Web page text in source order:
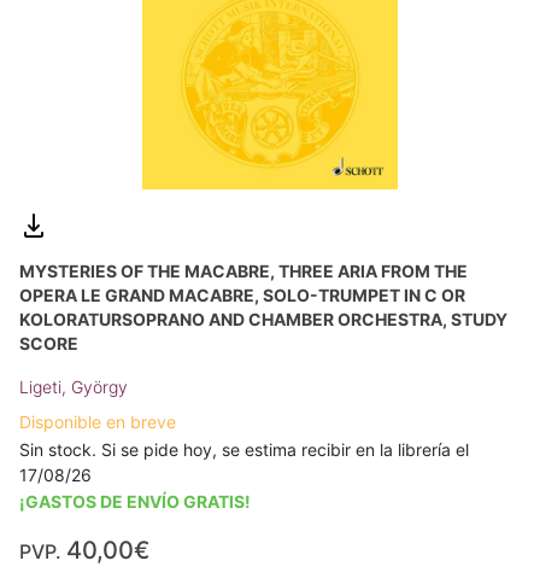
MYSTERIES OF THE MACABRE, THREE ARIA FROM THE
OPERA LE GRAND MACABRE, SOLO-TRUMPET IN C OR
KOLORATURSOPRANO AND CHAMBER ORCHESTRA, STUDY
SCORE
Ligeti, György
Disponible en breve
Sin stock. Si se pide hoy, se estima recibir en la librería el
17/08/26
¡GASTOS DE ENVÍO GRATIS!
PVP. 40,00€